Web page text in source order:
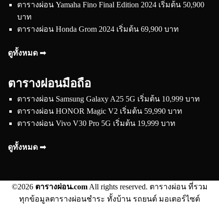
ตารางผ่อน Yamaha Fino Final Edition 2024 เริ่มต้น 50,900
บาท
ตารางผ่อน Honda Grom 2024 เริ่มต้น 69,900 บาท
ดูทั้งหมด ➟
ตารางผ่อนมือถือ
ตารางผ่อน Samsung Galaxy A25 5G เริ่มต้น 10,999 บาท
ตารางผ่อน HONOR Magic V2 เริ่มต้น 59,990 บาท
ตารางผ่อน Vivo V30 Pro 5G เริ่มต้น 19,999 บาท
ดูทั้งหมด ➟
©2026 ตารางผ่อน.comAll rights reserved. ตารางผ่อน ที่รวม
ทุกข้อมูลตารางผ่อนชำระ ทั้งบ้าน รถยนต์ มอเตอร์ไซต์